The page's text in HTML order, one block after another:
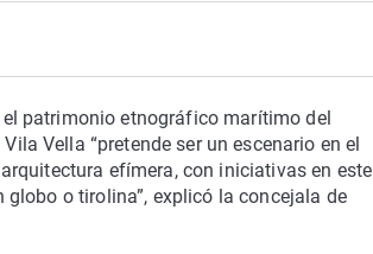
patrimonio etnográfico marítimo del
Vella “pretende ser un escenario en el
efímera, con iniciativas en este
o tirolina”, explicó la concejala de